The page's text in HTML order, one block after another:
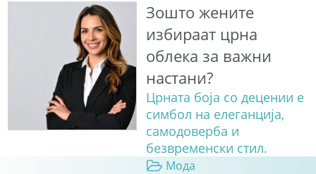
Зошто жените
избираат црна
облека за важни
настани?
Црната боја со децении е
симбол на елеганција,
самодоверба и
безвременски стил.
Мода